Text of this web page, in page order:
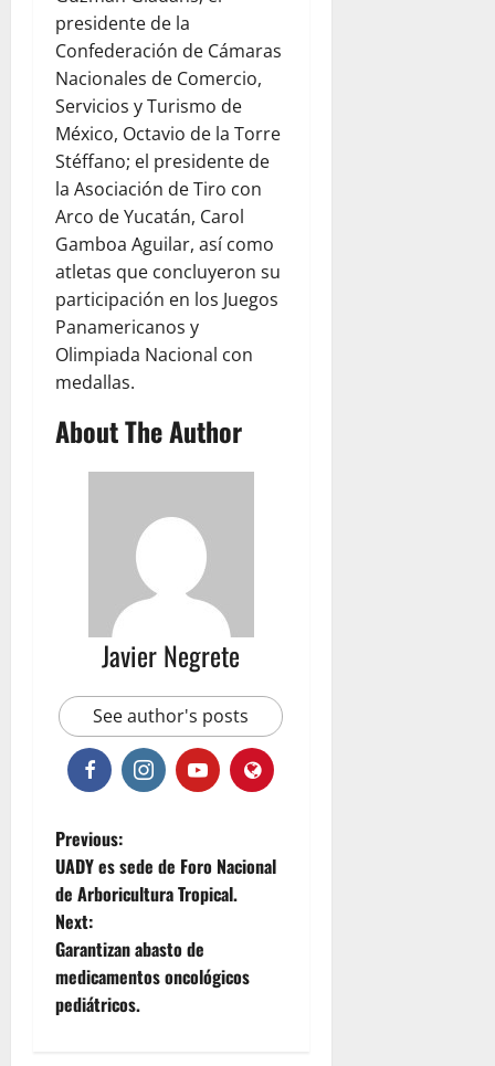
presidente de la
Confederación de Cámaras
Nacionales de Comercio,
Servicios y Turismo de
México, Octavio de la Torre
Stéffano; el presidente de
la Asociación de Tiro con
Arco de Yucatán, Carol
Gamboa Aguilar, así como
atletas que concluyeron su
participación en los Juegos
Panamericanos y
Olimpiada Nacional con
medallas.
About The Author
Javier Negrete
See author's posts
P
o
s
t
n
Previous:
UADY es sede de Foro Nacional
de Arboricultura Tropical.
Next:
Garantizan abasto de
medicamentos oncológicos
pediátricos.